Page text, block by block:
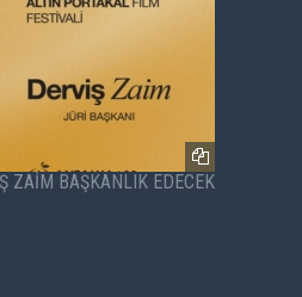
ZAİM BAŞKANLIK EDECEK